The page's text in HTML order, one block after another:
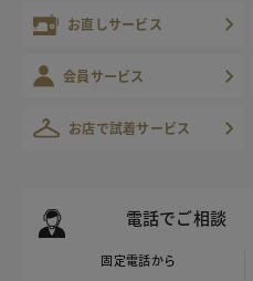
お直しサービス
会員サービス
お店で試着サービス
電話でご相談
固定電話から